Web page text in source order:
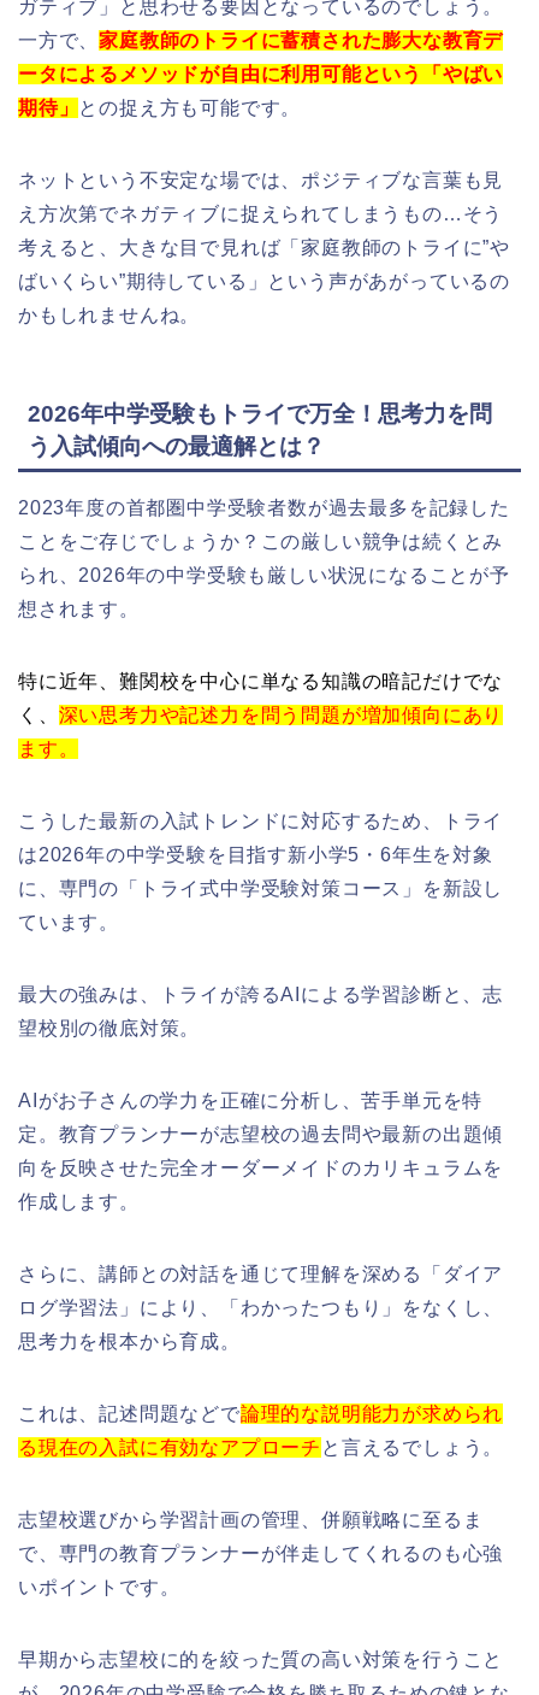
ガティブ」と思わせる要因となっているのでしょう。
一方で、家庭教師のトライに蓄積された膨大な教育デ
ータによるメソッドが自由に利用可能という「やばい
期待」 との捉え方も可能です。
ネットという不安定な場では、ポジティブな言葉も見
え方次第でネガティブに捉えられてしまうもの…そう
考えると、大きな目で見れば「家庭教師のトライに”や
ばいくらい”期待している」という声があがっているの
かもしれませんね。
2026年中学受験もトライで万全！思考力を問
う入試傾向への最適解とは？
2023年度の首都圏中学受験者数が過去最多を記録した
ことをご存じでしょうか？この厳しい競争は続くとみ
られ、2026年の中学受験も厳しい状況になることが予
想されます。
特に近年、難関校を中心に単なる知識の暗記だけでな
く、 深い思考力や記述力を問う問題が増加傾向にあり
ます。
こうした最新の入試トレンドに対応するため、トライ
は2026年の中学受験を目指す新小学5・6年生を対象
に、専門の「トライ式中学受験対策コース」を新設し
ています。
最大の強みは、トライが誇るAIによる学習診断と、志
望校別の徹底対策。
AIがお子さんの学力を正確に分析し、苦手単元を特
定。教育プランナーが志望校の過去問や最新の出題傾
向を反映させた完全オーダーメイドのカリキュラムを
作成します。
さらに、講師との対話を通じて理解を深める「ダイア
ログ学習法」により、「わかったつもり」をなくし、
思考力を根本から育成。
これは、記述問題などで論理的な説明能力が求められ
る現在の入試に有効なアプローチ と言えるでしょう。
志望校選びから学習計画の管理、併願戦略に至るま
で、専門の教育プランナーが伴走してくれるのも心強
いポイントです。
早期から志望校に的を絞った質の高い対策を行うこと